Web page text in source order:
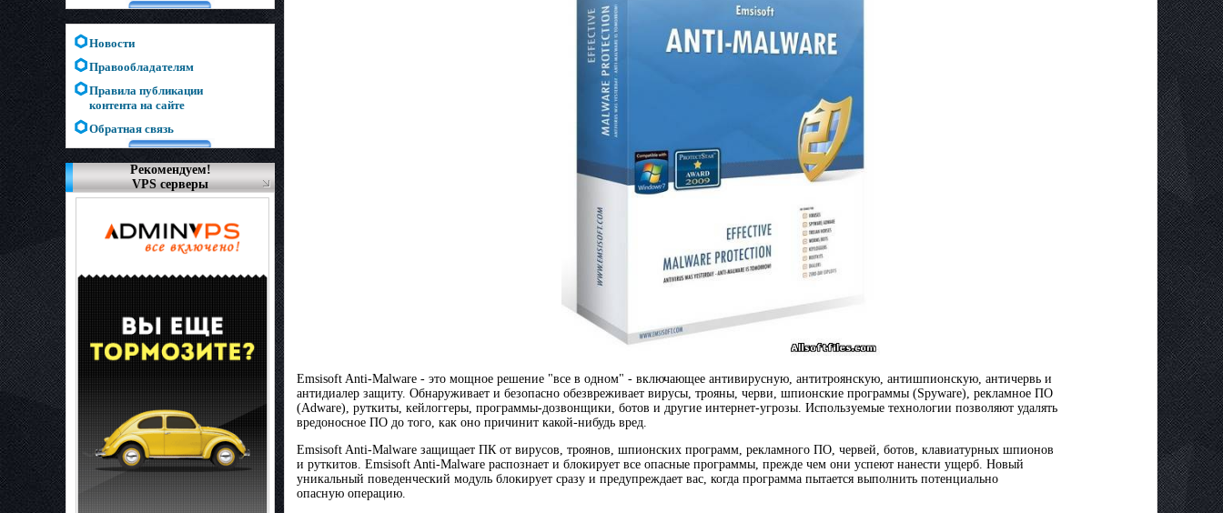
Новости
Правообладателям
Правила публикации
контента на сайте
Обратная связь
Рекомендуем!
VPS серверы
Emsisoft Anti-Malware - это мощное решение "все в одном" - включающее антивирусную, антитроянскую, антишпионскую, античервь и
антидиалер защиту. Обнаруживает и безопасно обезвреживает вирусы, трояны, черви, шпионские программы (Spyware), рекламное ПО
(Adware), руткиты, кейлоггеры, программы-дозвонщики, ботов и другие интернет-угрозы. Используемые технологии позволяют удалять
вредоносное ПО до того, как оно причинит какой-нибудь вред.
Emsisoft Anti-Malware защищает ПК от вирусов, троянов, шпионских программ, рекламного ПО, червей, ботов, клавиатурных шпионов
и руткитов. Emsisoft Anti-Malware распознает и блокирует все опасные программы, прежде чем они успеют нанести ущерб. Новый
уникальный поведенческий модуль блокирует сразу и предупреждает вас, когда программа пытается выполнить потенциально
опасную операцию.